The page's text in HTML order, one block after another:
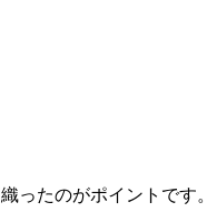
ったのがポイントです。